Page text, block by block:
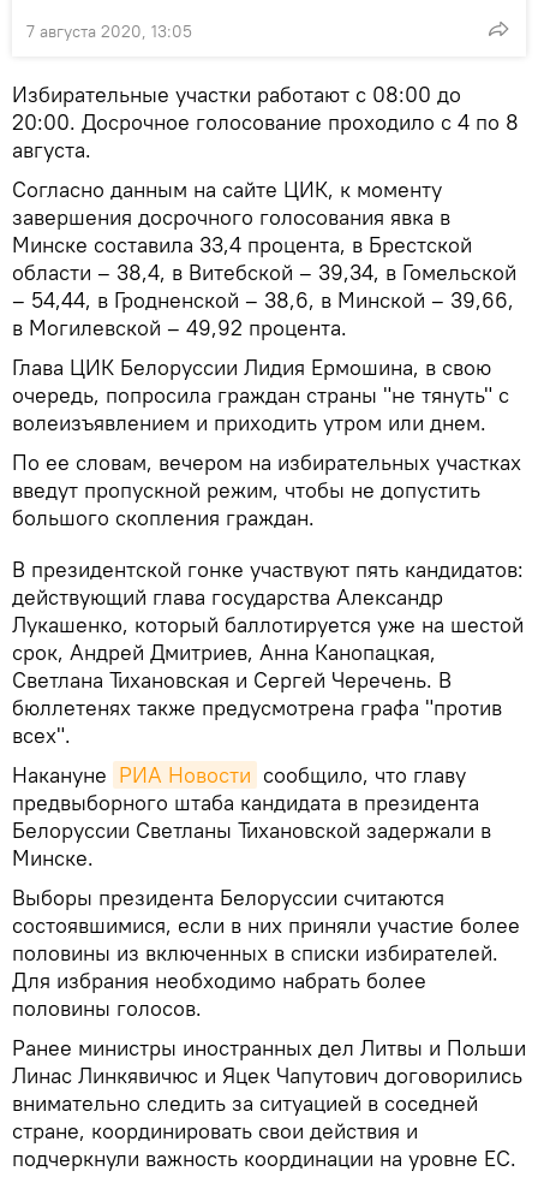
7 августа 2020, 13:05
Избирательные участки работают с 08:00 до
20:00. Досрочное голосование проходило с 4 по 8
августа.
Согласно данным на сайте ЦИК, к моменту
завершения досрочного голосования явка в
Минске составила 33,4 процента, в Брестской
области – 38,4, в Витебской – 39,34, в Гомельской
– 54,44, в Гродненской – 38,6, в Минской – 39,66,
в Могилевской – 49,92 процента.
Глава ЦИК Белоруссии Лидия Ермошина, в свою
очередь, попросила граждан страны "не тянуть" с
волеизъявлением и приходить утром или днем.
По ее словам, вечером на избирательных участках
введут пропускной режим, чтобы не допустить
большого скопления граждан.
В президентской гонке участвуют пять кандидатов:
действующий глава государства Александр
Лукашенко, который баллотируется уже на шестой
срок, Андрей Дмитриев, Анна Канопацкая,
Светлана Тихановская и Сергей Черечень. В
бюллетенях также предусмотрена графа "против
всех".
Накануне РИА Новости сообщило, что главу
предвыборного штаба кандидата в президента
Белоруссии Светланы Тихановской задержали в
Минске.
Выборы президента Белоруссии считаются
состоявшимися, если в них приняли участие более
половины из включенных в списки избирателей.
Для избрания необходимо набрать более
половины голосов.
Ранее министры иностранных дел Литвы и Польши
Линас Линкявичюс и Яцек Чапутович договорились
внимательно следить за ситуацией в соседней
стране, координировать свои действия и
подчеркнули важность координации на уровне ЕС.